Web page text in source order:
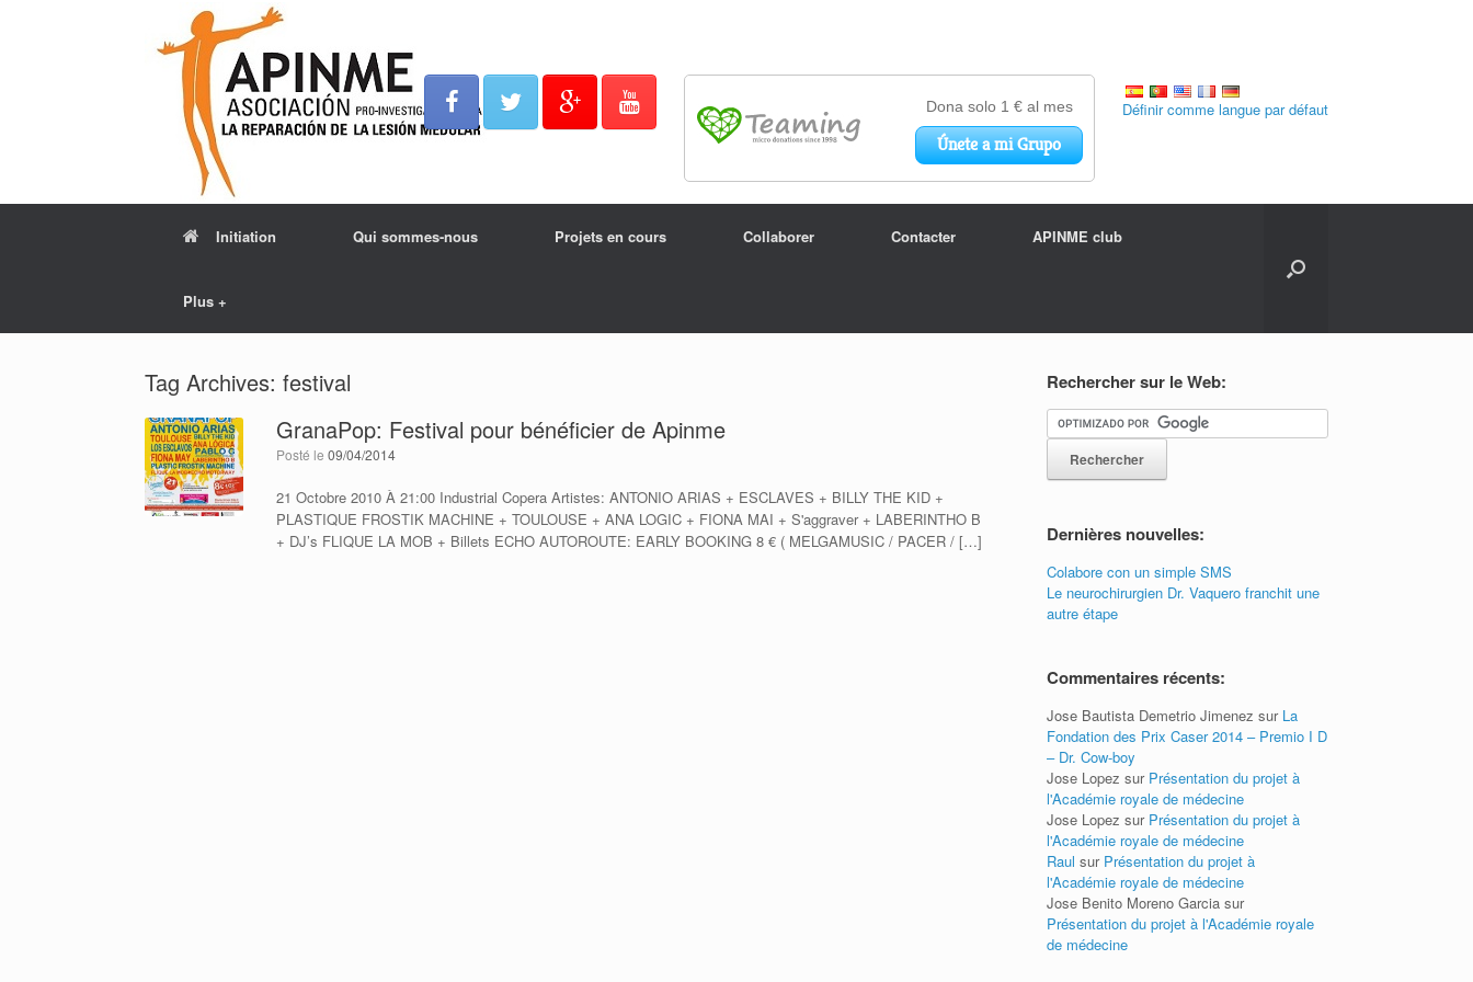
Définir comme langue par défaut
Initiation Qui sommes-nous Projets en cours Collaborer Contacter APINME club
Plus +
Tag Archives: festival
GranaPop: Festival pour bénéficier de Apinme
Posté le09/04/2014
21 Octobre 2010 À 21:00 Industrial Copera Artistes: ANTONIO ARIAS + ESCLAVES + BILLY THE KID +
PLASTIQUE FROSTIK MACHINE + TOULOUSE + ANA LOGIC + FIONA MAI + S'aggraver + LABERINTHO B
+ DJ’s FLIQUE LA MOB + Billets ECHO AUTOROUTE: EARLY BOOKING 8 € ( MELGAMUSIC / PACER / […]
Rechercher sur le Web:
Dernières nouvelles:
Colabore con un simple SMS
Le neurochirurgien Dr. Vaquero franchit une
autre étape
Commentaires récents:
Jose Bautista Demetrio Jimenez sur La
Fondation des Prix Caser 2014 – Premio I D
– Dr. Cow-boy
Jose Lopez sur Présentation du projet à
l'Académie royale de médecine
Jose Lopez sur Présentation du projet à
l'Académie royale de médecine
Raul sur Présentation du projet à
l'Académie royale de médecine
Jose Benito Moreno Garcia sur
Présentation du projet à l'Académie royale
de médecine